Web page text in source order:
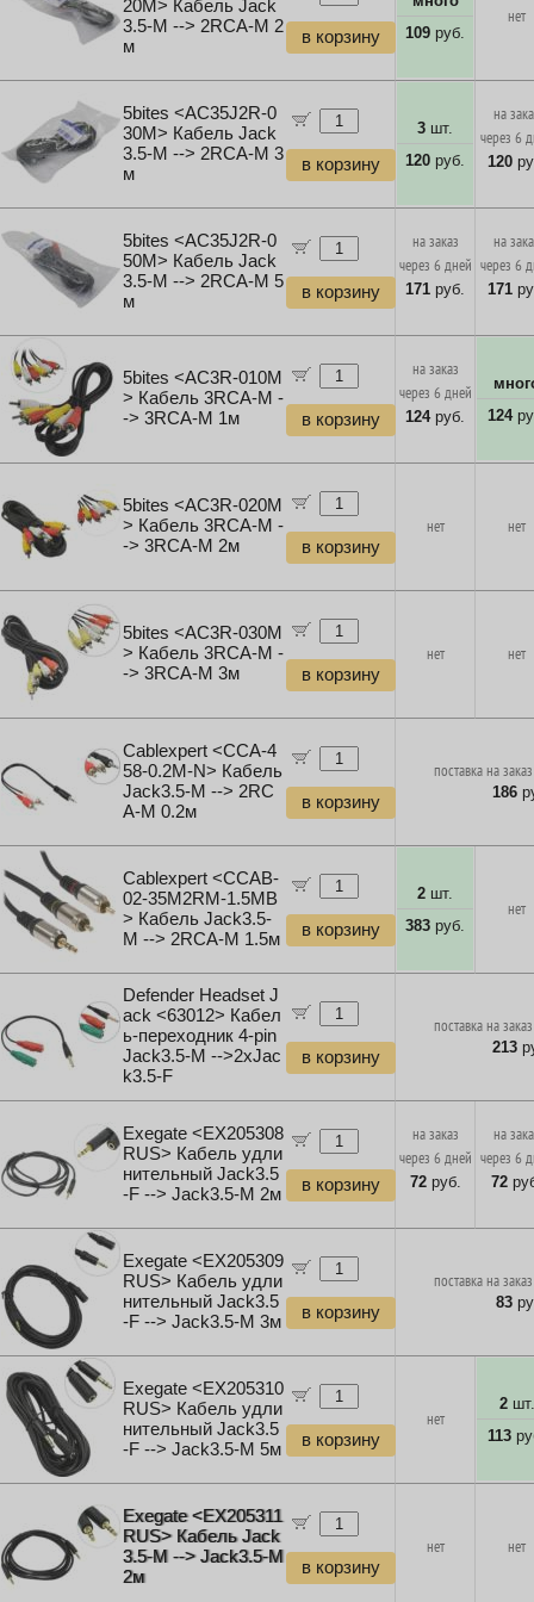
20M> Кабель Jack
3.5-M --> 2RCA-M 2
м
в корзину
109 руб.
нет
5bites <AC35J2R-0
30M> Кабель Jack
3.5-M --> 2RCA-M 3
м
в корзину
3 шт.
120 руб.
на
через 6
120
5bites <AC35J2R-0
50M> Кабель Jack
3.5-M --> 2RCA-M 5
м
в корзину
на заказ
через 6 дней
171 руб.
на
через 6
171
5bites <AC3R-010M
> Кабель 3RCA-M -
-> 3RCA-M 1м
в корзину
на заказ
через 6 дней
124руб.
124
5bites <AC3R-020M
> Кабель 3RCA-M -
-> 3RCA-M 2м
в корзину
нет нет
5bites <AC3R-030M
> Кабель 3RCA-M -
-> 3RCA-M 3м
в корзину
нет нет
Cablexpert <CCA-4
58-0.2M-N> Кабель
Jack3.5-M --> 2RC
A-M 0.2м
в корзину
поставка на
186
Cablexpert <CCAB-
02-35M2RM-1.5MB
> Кабель Jack3.5-
M --> 2RCA-M 1.5м
в корзину
2 шт.
383 руб.
нет
Defender Headset J
ack <63012> Кабел
ь-переходник 4-pin
Jack3.5-M -->2xJac
k3.5-F
в корзину
поставка на
213
Exegate <EX205308
RUS> Кабель удли
нительный Jack3.5
-F --> Jack3.5-M 2м
в корзину
на заказ
через 6 дней
72руб.
на
через 6
72
Exegate <EX205309
RUS> Кабель удли
нительный Jack3.5
-F --> Jack3.5-M 3м
в корзину
поставка на
83
Exegate <EX205310
RUS> Кабель удли
нительный Jack3.5
-F --> Jack3.5-M 5м
в корзину
нет
2шт.
113
Exegate <EX205311
RUS> Кабель Jack
3.5-M --> Jack3.5-M
2м
в корзину
нет нет